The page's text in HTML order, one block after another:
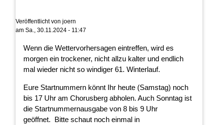
Veröffentlicht von joern
am Sa., 30.11.2024 - 11:47
Wenn die Wettervorhersagen eintreffen, wird es
morgen ein trockener, nicht allzu kalter und endlich
mal wieder nicht so windiger 61. Winterlauf.
Eure Startnummern könnt Ihr heute (Samstag) noch
bis 17 Uhr am Chorusberg abholen. Auch Sonntag ist
die Startnummernausgabe von 8 bis 9 Uhr
geöffnet. Bitte schaut noch einmal in